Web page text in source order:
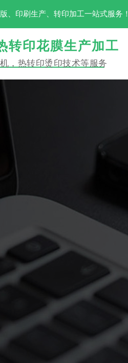
、印刷生产、转印加工一站式服务！
转印花膜生产加工
，热转印烫印技术等服务